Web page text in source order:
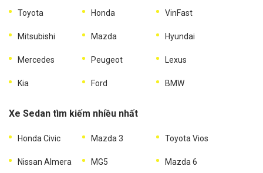
Toyota Honda VinFast
Mitsubishi Mazda Hyundai
Mercedes Peugeot Lexus
Kia Ford BMW
Xe Sedan tìm kiếm nhiều nhất
Honda Civic Mazda 3 Toyota Vios
Nissan Almera MG5 Mazda 6